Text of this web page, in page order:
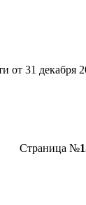
от 31 декабря
Страница №